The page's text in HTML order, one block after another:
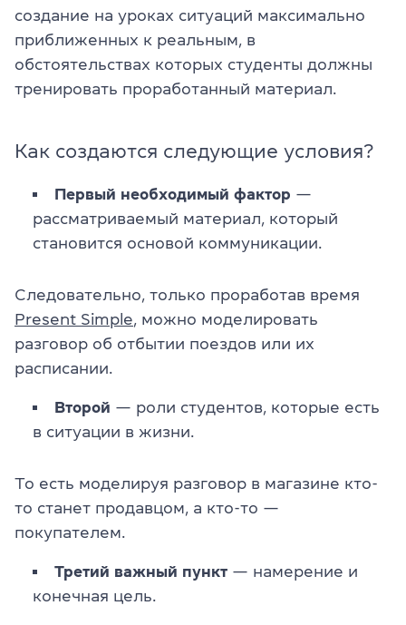
создание на уроках ситуаций максимально
приближенных к реальным, в
обстоятельствах которых студенты должны
тренировать проработанный материал.
Как создаются следующие условия?
Первый необходимый фактор —
рассматриваемый материал, который
становится основой коммуникации.
Следовательно, только проработав время
Present Simple, можно моделировать
разговор об отбытии поездов или их
расписании.
Второй — роли студентов, которые есть
в ситуации в жизни.
То есть моделируя разговор в магазине кто-
то станет продавцом, а кто-то —
покупателем.
Третий важный пункт — намерение и
конечная цель.